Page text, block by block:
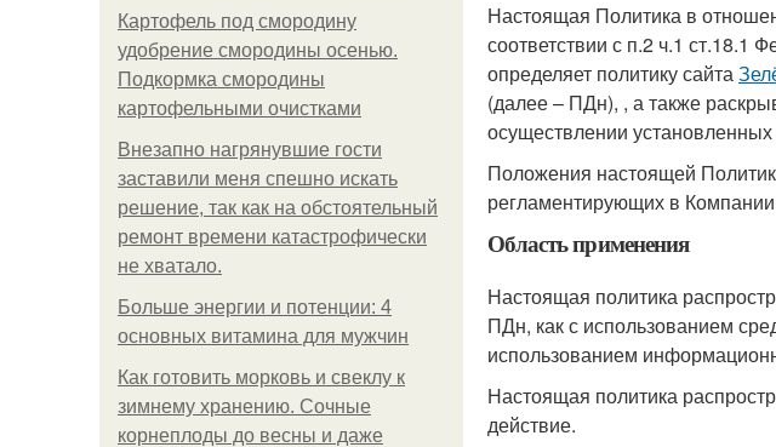
Картофель под смородину
удобрение смородины осенью.
Подкормка смородины
картофельными очистками
Внезапно нагрянувшие гости
заставили меня спешно искать
решение, так как на обстоятельный
ремонт времени катастрофически
не хватало.
Больше энергии и потенции: 4
основных витамина для мужчин
Как готовить морковь и свеклу к
зимнему хранению. Сочные
корнеплоды до весны и даже
Настоящая Политика в
соответствии с п.2 ч.1
определяет политику сайта
(далее – ПДн), , а также
осуществлении
Положения настоящей
регламентирующих в
Область применения
Настоящая политика
ПДн, как с использованием
использованием
Настоящая политика
действие.